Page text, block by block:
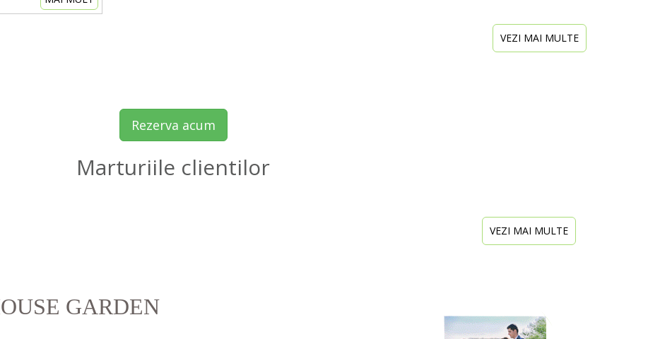
VEZI MAI MULTE
Rezerva acum
Marturiile clientilor
VEZI MAI MULTE
GARDEN